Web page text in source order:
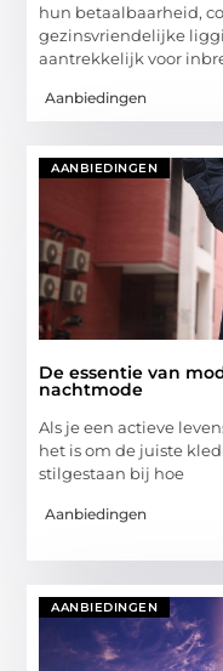
hun betaalbaarheid,
gezinsvriendelijke
aantrekkelijk voor
Aanbiedingen
AANBIEDINGEN
De essentie van
nachtmode
Als je een actieve
het is om de juiste
stilgestaan bij hoe
Aanbiedingen
AANBIEDINGEN